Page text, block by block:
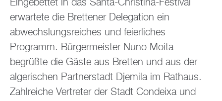
Eingebettet in das Santa-Christina-Festival
erwartete die Brettener Delegation ein
abwechslungsreiches und feierliches
Programm. Bürgermeister Nuno Moita
begrüßte die Gäste aus Bretten und aus der
algerischen Partnerstadt Djemila im Rathaus.
Zahlreiche Vertreter der Stadt Condeixa und